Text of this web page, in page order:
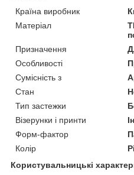
Країна виробник
Матеріал
Призначення
Особливості
Сумісність з
Стан
Тип застежки
Візерунки і принти
Форм-фактор
Колір
Користувальницькі